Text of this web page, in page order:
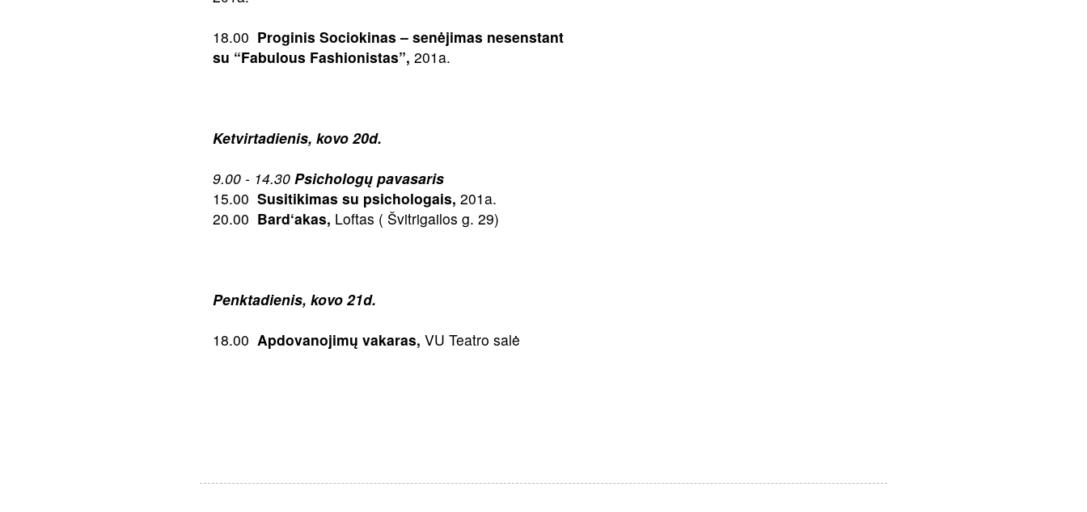
18.00 Proginis Sociokinas – senėjimas nesenstant
su “Fabulous Fashionistas”, 201a.
Ketvirtadienis, kovo 20d.
9.00 - 14.30 Psichologų pavasaris
15.00 Susitikimas su psichologais, 201a.
20.00 Bard‘akas, Loftas ( Švitrigailos g. 29)
Penktadienis, kovo 21d.
18.00 Apdovanojimų vakaras, VU Teatro salė